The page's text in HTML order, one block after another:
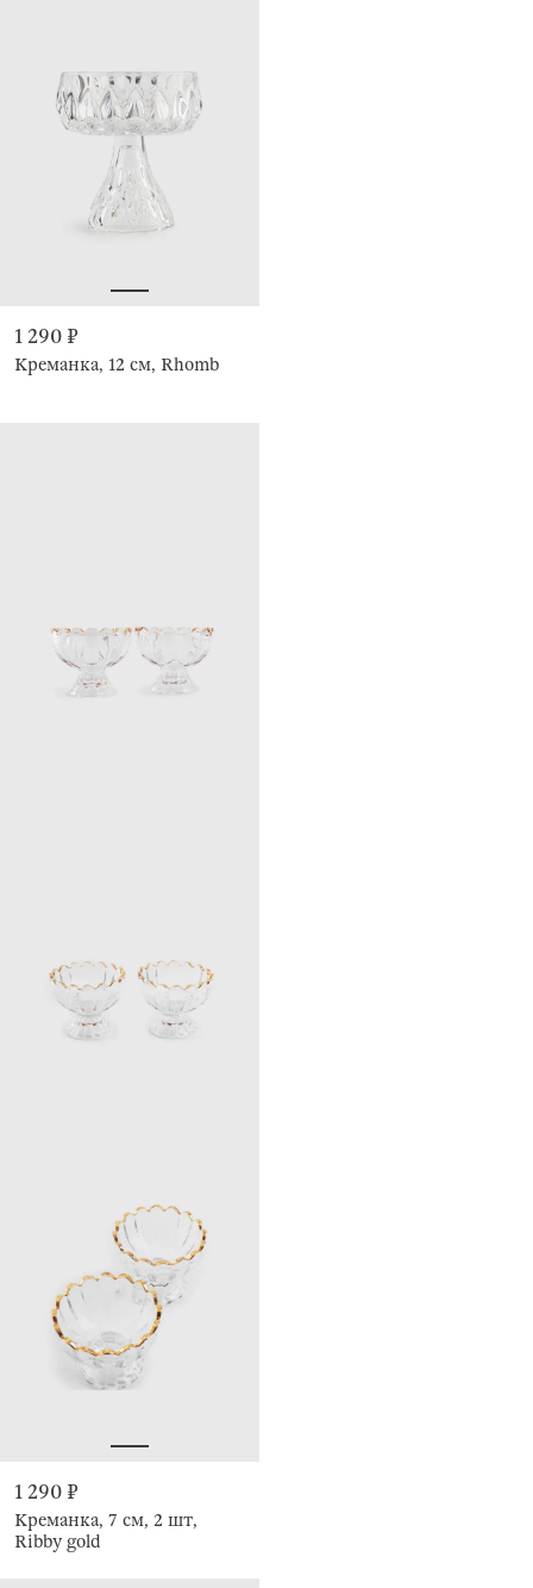
1 290 ₽
Креманка, 12 см, Rhomb
1 290 ₽
Креманка, 7 см, 2 шт,
Ribby gold